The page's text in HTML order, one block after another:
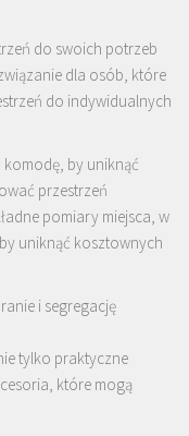
do swoich potrzeb
dla osób, które
do indywidualnych
komodę, by uniknąć
przestrzeń
pomiary miejsca, w
uniknąć kosztownych
i segregację
tylko praktyczne
które mogą